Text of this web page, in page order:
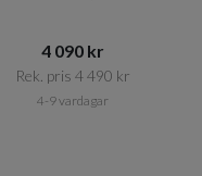
4 090 kr​​
Rek. pris 4 490 kr​​
4-9 vardagar